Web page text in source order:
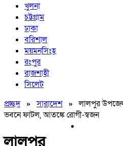
খুলনা
চট্টগ্রাম
ঢাকা
বরিশাল
ময়মনসিংহ
রংপুর
রাজশাহী
সিলেট
প্রচ্ছদ»সারাদেশ»লালপুর উপজেলা
ভবনে ফাটল, আতঙ্কে রোগী-স্বজন